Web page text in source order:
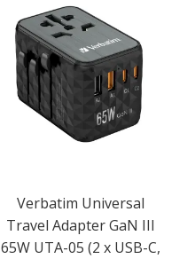
Verbatim Universal
Travel Adapter GaN III
65W UTA-05 (2 x USB-C,